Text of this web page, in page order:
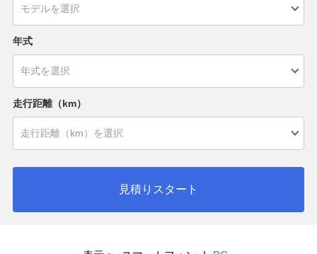
年式
走行距離（km）
見積りスタート